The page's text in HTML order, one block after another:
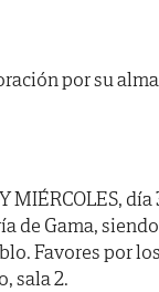
por su
MIÉRCOLES,
de Gama,
Favores por
sala 2.